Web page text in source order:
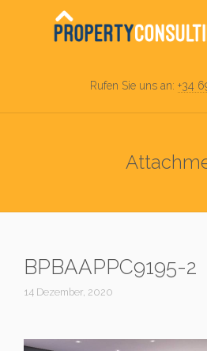
Rufen Sie uns an: +34
BPBAAPPC9195-2
14 Dezember, 2020